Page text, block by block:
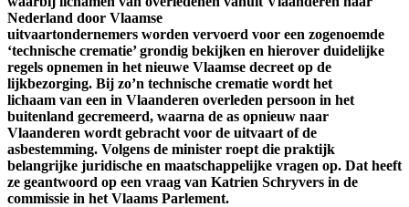
Nederland door Vlaamse
uitvaartondernemers worden vervoerd voor een zogenoemde
‘technische crematie’ grondig bekijken en hierover duidelijke
regels opnemen in het nieuwe Vlaamse decreet op de
lijkbezorging. Bij zo’n technische crematie wordt het
lichaam van een in Vlaanderen overleden persoon in het
buitenland gecremeerd, waarna de as opnieuw naar
Vlaanderen wordt gebracht voor de uitvaart of de
asbestemming. Volgens de minister roept die praktijk
belangrijke juridische en maatschappelijke vragen op. Dat heeft
ze geantwoord op een vraag van Katrien Schryvers in de
commissie in het Vlaams Parlement.